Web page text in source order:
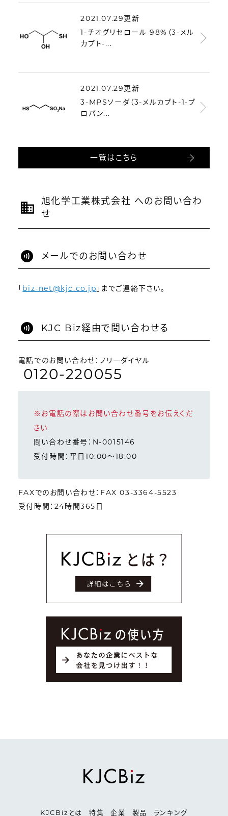
2021.07.29更新
1-チオグリセロール 98%（3-メル
カプト-...
2021.07.29更新
3-MPSソーダ（3-メルカプト-1-プ
ロパン...
一覧はこちら
旭化学工業株式会社 へのお問い合わ
せ
メールでのお問い合わせ
「 biz-net@kjc.co.jp 」までご連絡下さい。
KJC Biz経由で問い合わせる
電話でのお問い合わせ：フリーダイヤル
0120-220055
※お電話の際はお問い合わせ番号をお伝えくだ
さい
問い合わせ番号：N-0015146
受付時間：平日10:00～18:00
FAXでのお問い合わせ：FAX 03-3364-5523
受付時間：24時間365日
KJCBizとは 特集 企業 製品 ランキング